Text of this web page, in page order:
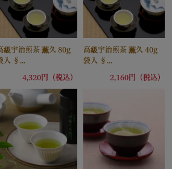
級宇治煎茶 薫久 80g
入 §...
4,320円（税込）
高級宇治煎茶 薫久 40g
袋入 §...
2,160円（税込）